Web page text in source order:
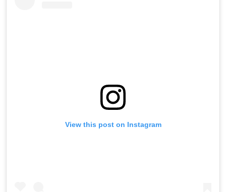
View this post on Instagram